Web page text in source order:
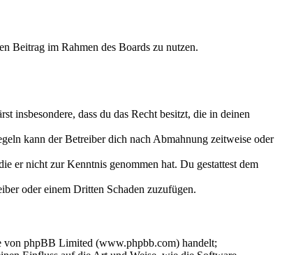
Beitrag im Rahmen des Boards zu nutzen.
insbesondere, dass du das Recht besitzt, die in deinen
kann der Betreiber dich nach Abmahnung zeitweise oder
er nicht zur Kenntnis genommen hat. Du gestattest dem
oder einem Dritten Schaden zuzufügen.
von phpBB Limited (www.phpbb.com) handelt;